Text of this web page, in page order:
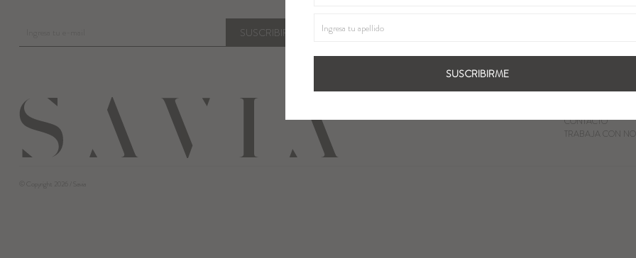
SUSCRIBIRME
SUSCRIBIRME
QUIENES SOMOS
CONTACTO
TRABAJA CON
© Copyright 2026 / Savia